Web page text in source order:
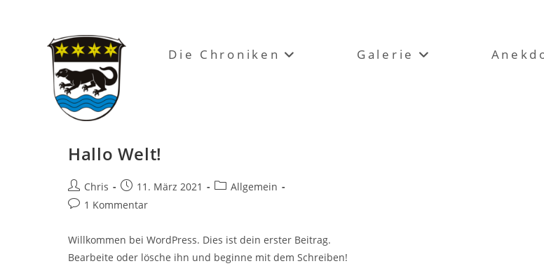
Die Chroniken Galerie
Hallo Welt!
Beitrags-
Autor:
Chris
Beitrag
veröffentlicht:
11. März 2021
Beitrags-
Allgemein
Beitrags-
1 Kommentar
Willkommen bei WordPress. Dies ist dein erster Beitrag.
Bearbeite oder lösche ihn und beginne mit dem Schreiben!